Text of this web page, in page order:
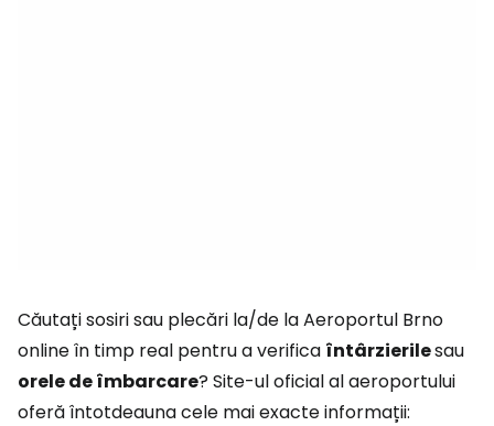
Căutați sosiri sau plecări la/de la Aeroportul Brno
online în timp real pentru a verifica întârzierilesau
orele de îmbarcare? Site-ul oficial al aeroportului
oferă întotdeauna cele mai exacte informații: